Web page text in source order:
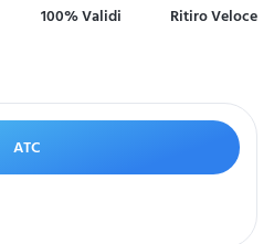
100% Validi Ritiro Veloce
ATC